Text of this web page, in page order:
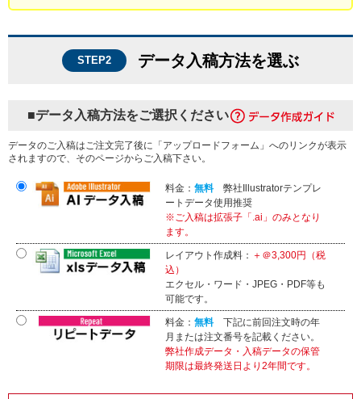
STEP2 データ入稿方法を選ぶ
■データ入稿方法をご選択ください
データのご入稿はご注文完了後に「アップロードフォーム」へのリンクが表示
されますので、そのページからご入稿下さい。
料金：無料 弊社Illustratorテンプレ
ートデータ使用推奨
※ご入稿は拡張子「.ai」のみとなり
ます。
レイアウト作成料： ＋＠3,300円（税
込）
エクセル・ワード・JPEG・PDF等も
可能です。
料金：無料 下記に前回注文時の年
月または注文番号を記載ください。
弊社作成データ・入稿データの保管
期限は最終発送日より2年間です。